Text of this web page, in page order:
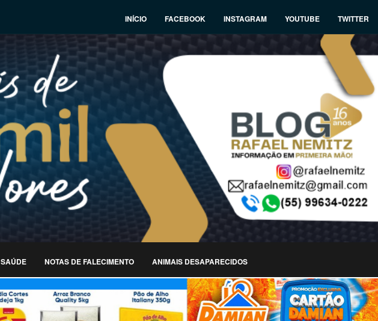
INÍCIO FACEBOOK INSTAGRAM YOUTUBE TWITTER
SAÚDE NOTAS DE FALECIMENTO ANIMAIS DESAPARECIDOS